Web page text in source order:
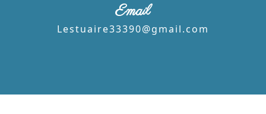
Email
lestuaire33390@gmail.com